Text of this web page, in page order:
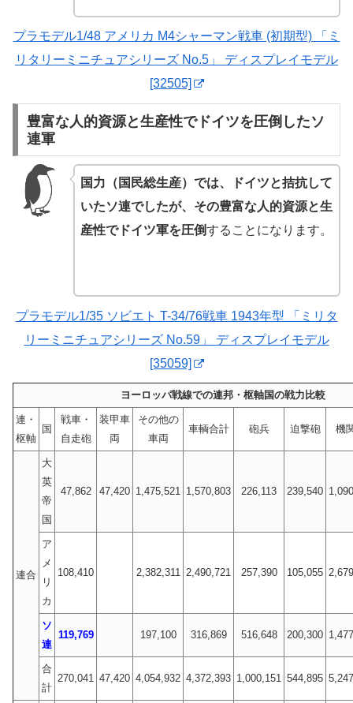
プラモデル1/48 アメリカ M4シャーマン戦車 (初期型) 「ミ
リタリーミニチュアシリーズ No.5」 ディスプレイモデル
[32505]
豊富な人的資源と生産性でドイツを圧倒したソ
連軍
国力（国民総生産）では、ドイツと拮抗して
いたソ連でしたが、その豊富な人的資源と生
産性でドイツ軍を圧倒することになります。
プラモデル1/35 ソビエト T-34/76戦車 1943年型 「ミリタ
リーミニチュアシリーズ No.59」 ディスプレイモデル
[35059]
ヨーロッパ戦線での連邦・枢軸国の戦力比較
連・
枢軸
国
戦車・
自走砲
装甲車
両
その他の
車両
車輌合計 砲兵 迫撃砲 機
連合
大
英
帝
国
47,862 47,420 1,475,521 1,570,803 226,113 239,540
ア
メ
リ
カ
108,410 2,382,311 2,490,721 257,390 105,055
ソ
連
119,769 197,100 316,869 516,648 200,300
合
計
270,041 47,420 4,054,932 4,372,393 1,000,151 544,895